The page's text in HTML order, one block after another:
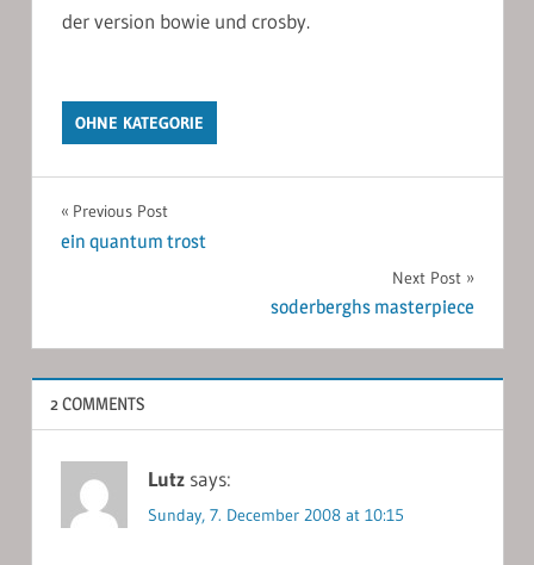
der version bowie und crosby.
OHNE KATEGORIE
Post
navigation
Previous Post
ein quantum trost
Next Post
soderberghs masterpiece
2 COMMENTS
Lutz says:
Sunday, 7. December 2008 at 10:15